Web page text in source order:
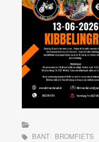
BANT BROMFIETS